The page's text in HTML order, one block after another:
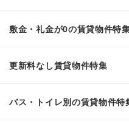
敷金・礼金が0の賃貸物件特
更新料なし賃貸物件特集
バス・トイレ別の賃貸物件特